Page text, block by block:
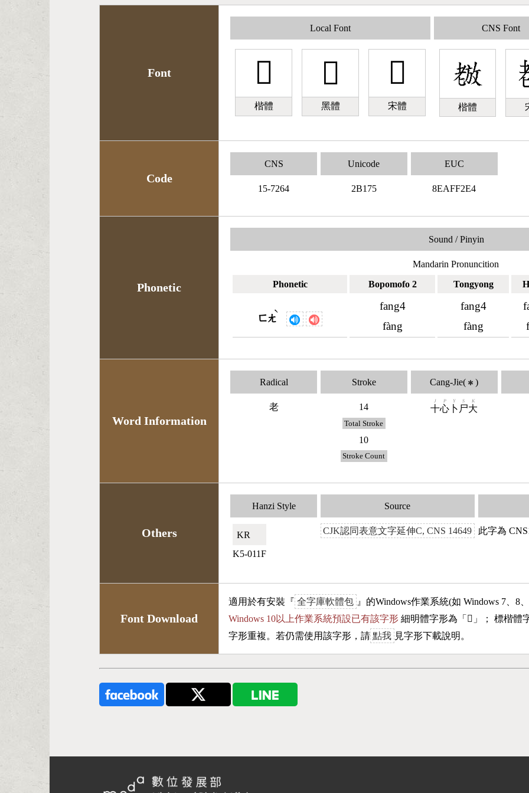
Font
Local Font
𫅵
楷體
𫅵
黑體
𫅵
宋體
CNS Font
楷體
Code
CNS
15-7264
Unicode
2B175
EUC
8EAFF2E4
Phonetic
Sound / Pinyin
Mandarin Pronuncition
Phonetic
Bopomofo 2 Tongyong
ㄈㄤ
ˋ
fang4
fàng
fang4
fàng
Word Information
Radical
老
Stroke
14
Total Stroke
10
Stroke Count
Cang-Jie( ✱ )
十
J
心
P
卜
Y
尸
S
大
K
Others
Hanzi Style
KR🇰🇷
K5-011F
Source
CJK認同表意文字延伸C, CNS 14649 此字為
Font Download
適用於有安裝『 全字庫軟體包 』的Windows作業系統(如 Windows 7、8
Windows 10以上作業系統預設已有該字形 細明體字形為「 𫅵 」； 標楷體
字形重複。若仍需使用該字形，請 點我 見字形下載說明。